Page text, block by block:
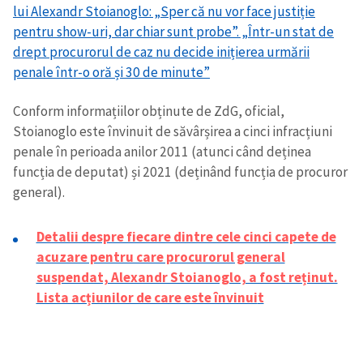
in English
на русском
lui Alexandr Stoianoglo: „Sper că nu vor face justiție
pentru show-uri, dar chiar sunt probe”. „Într-un stat de
drept procurorul de caz nu decide inițierea urmării
penale într-o oră și 30 de minute”
Conform informațiilor obținute de ZdG, oficial,
Stoianoglo este învinuit de săvârșirea a cinci infracțiuni
penale în perioada anilor 2011 (atunci când deținea
funcția de deputat) și 2021 (deținând funcția de procuror
general).
Detalii despre fiecare dintre cele cinci capete de
acuzare pentru care procurorul general
suspendat, Alexandr Stoianoglo, a fost reținut.
Lista acțiunilor de care este învinuit